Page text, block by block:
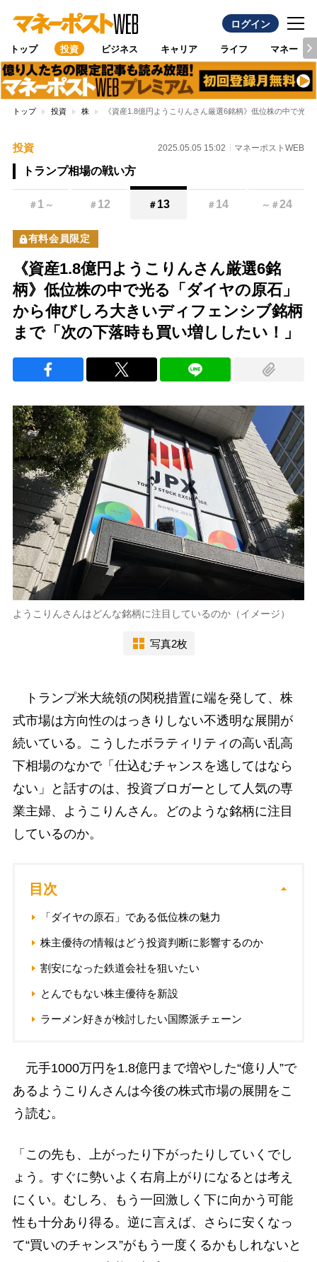
ログイン
トップ 投資 ビジネス キャリア ライフ マネー
トップ 投資 株 《資産1.8億円ようこりんさん厳選6銘柄》低位株の中で光
投資 2025.05.05 15:02 マネーポストWEB
トランプ相場の戦い方
＃ 1 ～ ＃ 12 ＃ 13 ＃ 14 ～ ＃24
有料会員限定
《資産1.8億円ようこりんさん厳選6銘
柄》低位株の中で光る「ダイヤの原石」
から伸びしろ大きいディフェンシブ銘柄
まで「次の下落時も買い増ししたい！」
ようこりんさんはどんな銘柄に注目しているのか（イメージ）
写真2枚
トランプ米大統領の関税措置に端を発して、株
式市場は方向性のはっきりしない不透明な展開が
続いている。こうしたボラティリティの高い乱高
下相場のなかで「仕込むチャンスを逃してはなら
ない」と話すのは、投資ブロガーとして人気の専
業主婦、ようこりんさん。どのような銘柄に注目
しているのか。
目次
「ダイヤの原石」である低位株の魅力
株主優待の情報はどう投資判断に影響するのか
割安になった鉄道会社を狙いたい
とんでもない株主優待を新設
ラーメン好きが検討したい国際派チェーン
元手1000万円を1.8億円まで増やした“億り人”で
あるようこりんさんは今後の株式市場の展開をこ
う読む。
「この先も、上がったり下がったりしていくでし
ょう。すぐに勢いよく右肩上がりになるとは考え
にくい。むしろ、もう一回激しく下に向かう可能
性も十分あり得る。逆に言えば、さらに安くなっ
て“買いのチャンス”がもう一度くるかもしれないと